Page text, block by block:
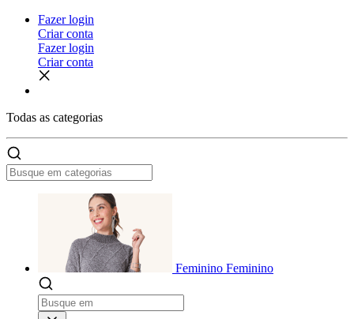
Fazer login
Criar conta
Fazer login
Criar conta
Todas as categorias
Feminino Feminino